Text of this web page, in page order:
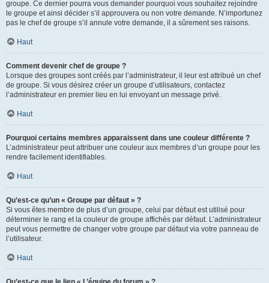
groupe. Ce dernier pourra vous demander pourquoi vous souhaitez rejoindre
le groupe et ainsi décider s’il approuvera ou non votre demande. N’importunez
pas le chef de groupe s’il annule votre demande, il a sûrement ses raisons.
Haut
Comment devenir chef de groupe ?
Lorsque des groupes sont créés par l’administrateur, il leur est attribué un chef
de groupe. Si vous désirez créer un groupe d’utilisateurs, contactez
l’administrateur en premier lieu en lui envoyant un message privé.
Haut
Pourquoi certains membres apparaissent dans une couleur différente ?
L’administrateur peut attribuer une couleur aux membres d’un groupe pour les
rendre facilement identifiables.
Haut
Qu’est-ce qu’un « Groupe par défaut » ?
Si vous êtes membre de plus d’un groupe, celui par défaut est utilisé pour
déterminer le rang et la couleur de groupe affichés par défaut. L’administrateur
peut vous permettre de changer votre groupe par défaut via votre panneau de
l’utilisateur.
Haut